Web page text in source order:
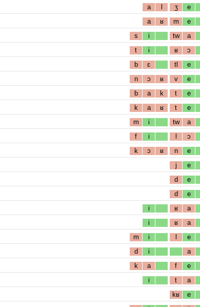
a l ʒ e
a ʁ m e
s i tw a
t i ʁ ɔ
b ɛ tl e
n ɔ ʁ v e
b a k t e
k a ʁ t e
m i tw a
f i l ɔ
k ɔ ʁ n e
j e
d e
d e
i ʁ a
i ʁ a
m i l e
d i a
k a f e
i t a
kʁ e